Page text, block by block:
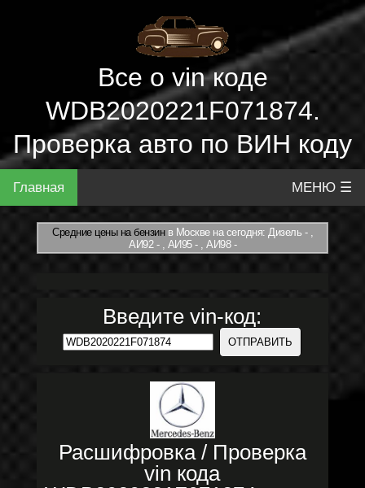
Все о vin коде
WDB2020221F071874.
Проверка авто по ВИН коду
Главная МЕНЮ ☰
Средние цены на бензинв Москве на сегодня: Дизель - ,
АИ92 - , АИ95 - , АИ98 -
Введите vin-код:
Расшифровка / Проверка
vin кода